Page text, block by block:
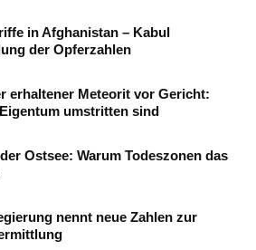
in Afghanistan – Kabul
der Opferzahlen
erhaltener Meteorit vor Gericht:
umstritten sind
Ostsee: Warum Todeszonen das
nennt neue Zahlen zur